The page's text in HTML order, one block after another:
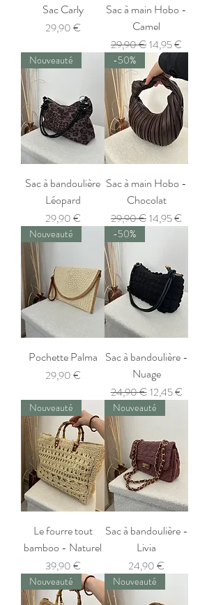
Sac Carly
Prix
29,90 €
Sac à main Hobo -
Camel
Prix original
29,90 €Prix promotionnel
14,95 €
Nouveauté
Sac à bandoulière
Léopard
Prix
29,90 €
-50%
Sac à main Hobo -
Chocolat
Prix original
29,90 €Prix promotionnel
14,95 €
Nouveauté
Pochette Palma
Prix
29,90 €
-50%
Sac à bandoulière -
Nuage
Prix original
24,90 € Prix promotionnel
12,45 €
Nouveauté
Le fourre tout
bamboo - Naturel
Prix
39,90 €
Nouveauté
Sac à bandoulière -
Livia
Prix
24,90 €
Nouveauté Nouveauté